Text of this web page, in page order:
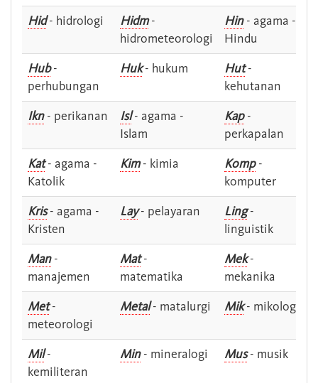
Hid- hidrologi Hidm-
hidrometeorologi
Hin- agama -
Hindu
Hub-
perhubungan
Huk- hukum Hut-
kehutanan
Ikn- perikanan Isl- agama -
Islam
Kap-
perkapalan
Kat- agama -
Katolik
Kim- kimia Komp-
komputer
Kris- agama -
Kristen
Lay- pelayaran Ling-
linguistik
Man-
manajemen
Mat-
matematika
Mek-
mekanika
Met-
meteorologi
Metal- matalurgi Mik- mikologi
Mil-
kemiliteran
Min- mineralogi Mus- musik